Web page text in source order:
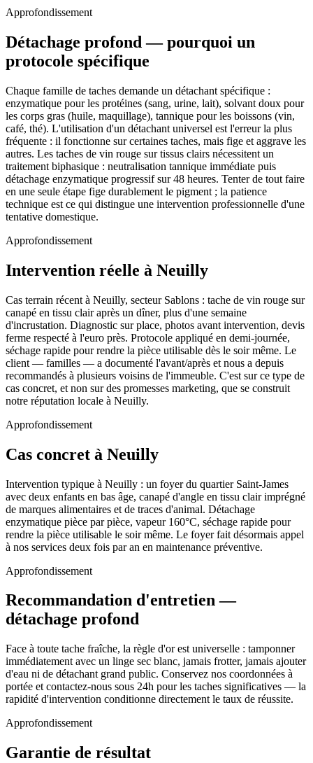
Approfondissement
Détachage profond — pourquoi un
protocole spécifique
Chaque famille de taches demande un détachant spécifique :
enzymatique pour les protéines (sang, urine, lait), solvant doux pour
les corps gras (huile, maquillage), tannique pour les boissons (vin,
café, thé). L'utilisation d'un détachant universel est l'erreur la plus
fréquente : il fonctionne sur certaines taches, mais fige et aggrave les
autres. Les taches de vin rouge sur tissus clairs nécessitent un
traitement biphasique : neutralisation tannique immédiate puis
détachage enzymatique progressif sur 48 heures. Tenter de tout faire
en une seule étape fige durablement le pigment ; la patience
technique est ce qui distingue une intervention professionnelle d'une
tentative domestique.
Approfondissement
Intervention réelle à Neuilly
Cas terrain récent à Neuilly, secteur Sablons : tache de vin rouge sur
canapé en tissu clair après un dîner, plus d'une semaine
d'incrustation. Diagnostic sur place, photos avant intervention, devis
ferme respecté à l'euro près. Protocole appliqué en demi-journée,
séchage rapide pour rendre la pièce utilisable dès le soir même. Le
client — familles — a documenté l'avant/après et nous a depuis
recommandés à plusieurs voisins de l'immeuble. C'est sur ce type de
cas concret, et non sur des promesses marketing, que se construit
notre réputation locale à Neuilly.
Approfondissement
Cas concret à Neuilly
Intervention typique à Neuilly : un foyer du quartier Saint-James
avec deux enfants en bas âge, canapé d'angle en tissu clair imprégné
de marques alimentaires et de traces d'animal. Détachage
enzymatique pièce par pièce, vapeur 160°C, séchage rapide pour
rendre la pièce utilisable le soir même. Le foyer fait désormais appel
à nos services deux fois par an en maintenance préventive.
Approfondissement
Recommandation d'entretien —
détachage profond
Face à toute tache fraîche, la règle d'or est universelle : tamponner
immédiatement avec un linge sec blanc, jamais frotter, jamais ajouter
d'eau ni de détachant grand public. Conservez nos coordonnées à
portée et contactez-nous sous 24h pour les taches significatives — la
rapidité d'intervention conditionne directement le taux de réussite.
Approfondissement
Garantie de résultat